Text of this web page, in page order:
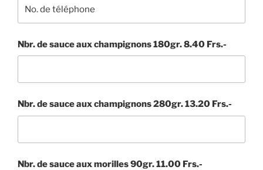
Nbr. de sauce aux champignons 180gr. 8.40 Frs.-
Nbr. de sauce aux champignons 280gr. 13.20 Frs.-
Nbr. de sauce aux morilles 90gr. 11.00 Frs.-